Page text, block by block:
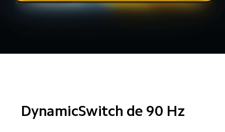
DynamicSwitch de 90 Hz